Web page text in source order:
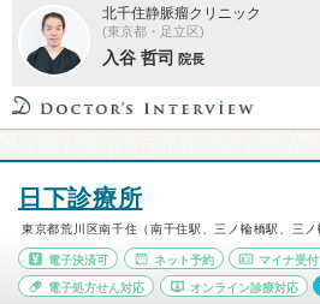
北千住静脈瘤クリニック
(東京都・足立区)
入谷 哲司 院長
日下診療所
東京都荒川区南千住（南千住駅、三ノ輪橋駅、三ノ
電子決済可 ネット予約 マイナ受付
電子処方せん対応 オンライン診療対応